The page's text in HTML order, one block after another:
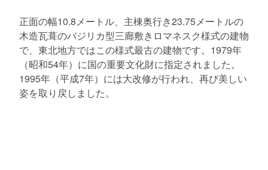
正面の幅10.8メートル、主棟奥行き23.75メートルの
木造瓦葺のバジリカ型三廊敷きロマネスク様式の建物
で、東北地方ではこの様式最古の建物です。1979年
（昭和54年）に国の重要文化財に指定されました。
1995年（平成7年）には大改修が行われ、再び美しい
姿を取り戻しました。